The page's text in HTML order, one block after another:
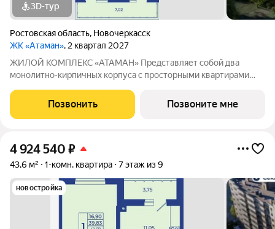
3D-тур
Ростовская область, Новочеркасск
ЖК «Атаман», 2 квартал 2027
ЖИЛОЙ КОМПЛЕКС «АТАМАН» Представляет собой два
монолитно-кирпичных корпуса с просторными квартирами
территории организовано озеленение, детские и спортивные
площадки с зонами для отдыха. Рядом
Позвонить Позвоните мне
4 924 540 ₽
43,6 м² 1-комн. квартира 7 этаж из 9
новостройка